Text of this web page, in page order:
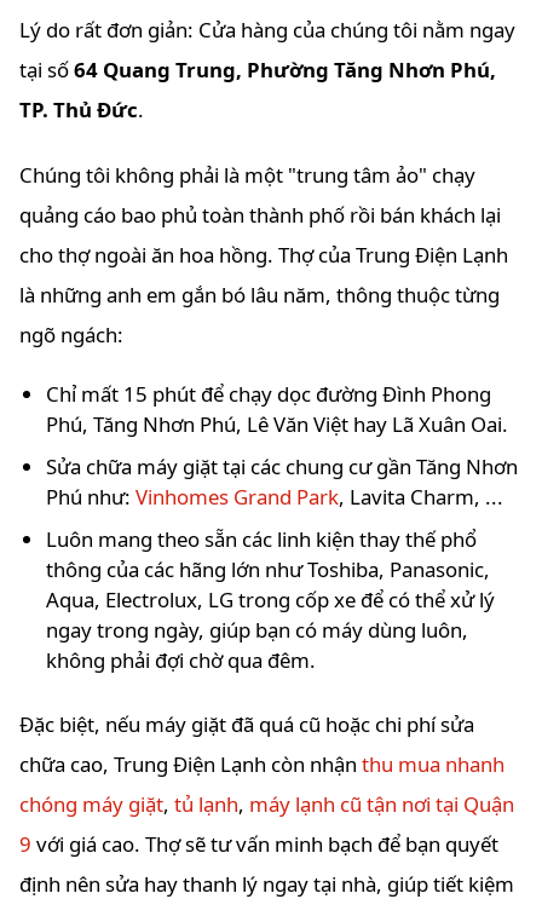
Lý do rất đơn giản: Cửa hàng của chúng tôi nằm ngay
tại số64 Quang Trung, Phường Tăng Nhơn Phú,
TP. Thủ Đức.
Chúng tôi không phải là một "trung tâm ảo" chạy
quảng cáo bao phủ toàn thành phố rồi bán khách lại
cho thợ ngoài ăn hoa hồng. Thợ của Trung Điện Lạnh
là những anh em gắn bó lâu năm, thông thuộc từng
ngõ ngách:
Chỉ mất 15 phút để chạy dọc đường Đình Phong
Phú, Tăng Nhơn Phú, Lê Văn Việt hay Lã Xuân Oai.
Sửa chữa máy giặt tại các chung cư gần Tăng Nhơn
Phú như: Vinhomes Grand Park, Lavita Charm, ...
Luôn mang theo sẵn các linh kiện thay thế phổ
thông của các hãng lớn như Toshiba, Panasonic,
Aqua, Electrolux, LG trong cốp xe để có thể xử lý
ngay trong ngày, giúp bạn có máy dùng luôn,
không phải đợi chờ qua đêm.
Đặc biệt, nếu máy giặt đã quá cũ hoặc chi phí sửa
chữa cao, Trung Điện Lạnh còn nhận thu mua nhanh
chóng máy giặt, tủ lạnh, máy lạnh cũ tận nơi tại Quận
9 với giá cao. Thợ sẽ tư vấn minh bạch để bạn quyết
định nên sửa hay thanh lý ngay tại nhà, giúp tiết kiệm